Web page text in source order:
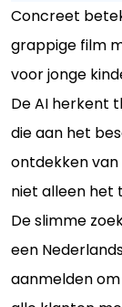
Concreet
grappige film
voor jonge
De AI herkent
die aan het
ontdekken
niet alleen het
De slimme
een
aanmelden